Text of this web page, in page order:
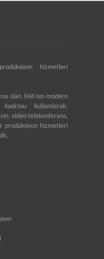
hizmetleri
olan İHA’nın modern
kullanılarak,
video telekonferans,
prodüksiyon hizmetleri